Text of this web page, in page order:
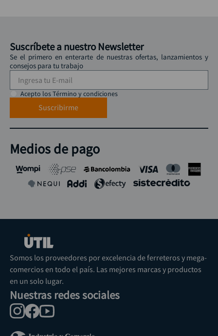
Suscríbete a nuestro Newsletter
Se el primero en enterarte de nuestras ofertas, lanzamientos y
consejos para tu trabajo
Acepto los Término y condiciones
Suscribirme
Medios de pago
Somos los proveedores por excelencia de ferreteros y mega-
comercios en todo el país. Las mejores marcas y productos
en un solo lugar.
Nuestras redes sociales